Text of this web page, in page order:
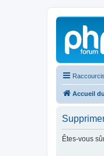
Raccourcis
Accueil
Êtes-vous